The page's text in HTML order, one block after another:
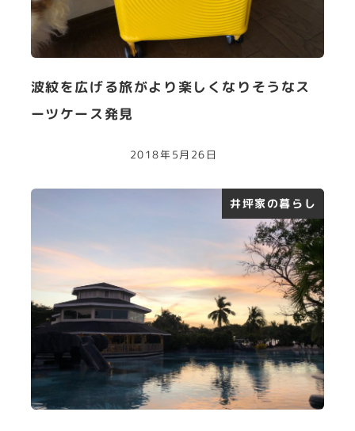
波紋を広げる旅がより楽しくなりそうなス
ーツケース発見
2018年5月26日
井坪家の暮らし